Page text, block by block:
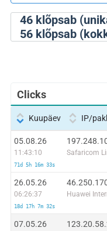
46klõpsab
56klõpsab
Clicks
Kuupäev IP/
05.08.26
11:43:10
71d 5h 16m 33s
Safaricom
26.05.26
06:26:37
18d 17h 7m 32s
07.05.26